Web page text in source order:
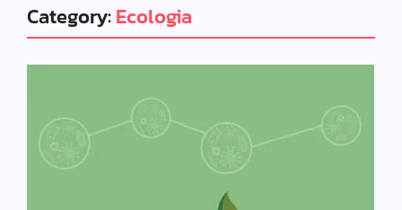
Category:Ecologia